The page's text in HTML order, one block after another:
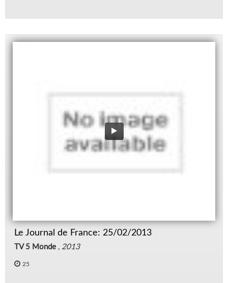
Le Journal de France: 25/02/2013
TV 5 Monde , 2013
25